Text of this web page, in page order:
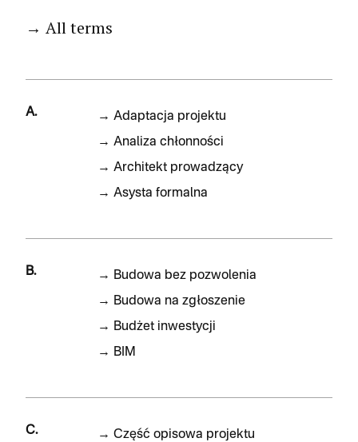
→ All terms
A. → Adaptacja projektu
→ Analiza chłonności
→ Architekt prowadzący
→ Asysta formalna
B. → Budowa bez pozwolenia
→ Budowa na zgłoszenie
→ Budżet inwestycji
→ BIM
C. → Część opisowa projektu